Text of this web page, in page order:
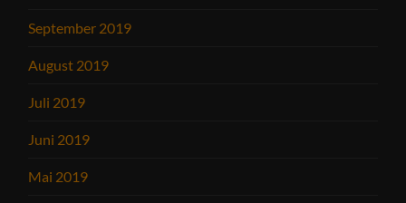
September 2019
August 2019
Juli 2019
Juni 2019
Mai 2019